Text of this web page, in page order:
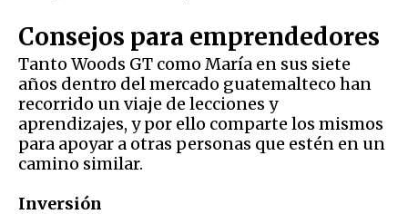
Consejos para emprendedores
Tanto Woods GT como María en sus siete
años dentro del mercado guatemalteco han
recorrido un viaje de lecciones y
aprendizajes, y por ello comparte los mismos
para apoyar a otras personas que estén en un
camino similar.
Inversión